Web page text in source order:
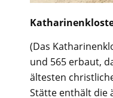
(Das
und 565 erbaut,
ältesten
Stätte enthält die